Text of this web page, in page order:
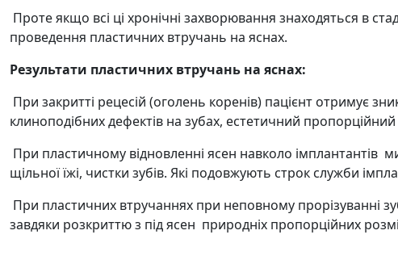
Проте якщо всі ці хронічні захворювання знаходяться в
проведення пластичних втручань на яснах.
Результати пластичних втручань на яснах:
При закритті рецесій (оголень коренів) пацієнт отримує
клиноподібних дефектів на зубах, естетичний пропорційний
При пластичному відновленні ясен навколо імплантантів
щільної їжі, чистки зубів. Які подовжують строк служби
При пластичних втручаннях при неповному прорізуванні
завдяки розкриттю з під ясен природніх пропорційних